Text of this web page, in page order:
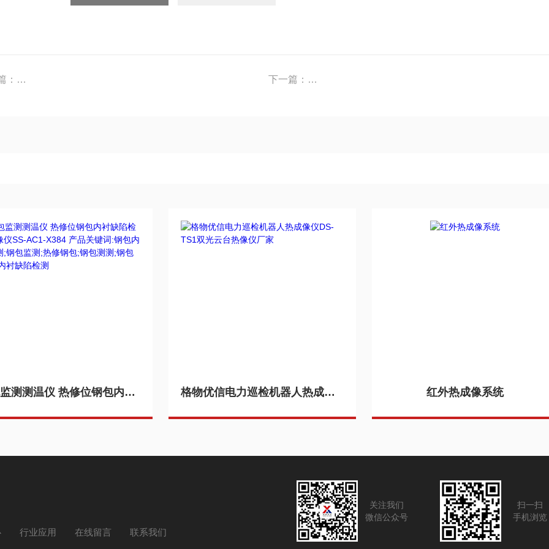
上一篇：
格物优信高精度工业红外热成像模组X1280D在线式热像仪1280*1024
下一篇：
光伏板热斑缺陷检测热像仪 全国产化在线式红外热像仪
钢包监测测温仪 热修位钢包内衬缺陷检测热像仪SS-AC1-X384 产品关键词:钢包内衬检测;钢包监测;热修钢包;钢包测测;钢包热修;内衬缺陷检测 格物优信电力巡检机器人热成像仪DS-TS1双光云台热像仪厂家 红外热成像系统
行业应用 在线留言 联系我们
关注我们
微信公众号
扫一扫
手机浏览